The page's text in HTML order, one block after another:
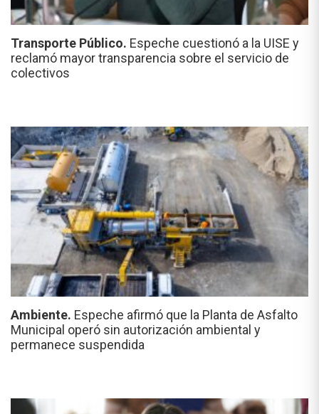
Transporte Público. Espeche cuestionó a la UISE y
reclamó mayor transparencia sobre el servicio de
colectivos
Ambiente. Espeche afirmó que la Planta de Asfalto
Municipal operó sin autorización ambiental y
permanece suspendida